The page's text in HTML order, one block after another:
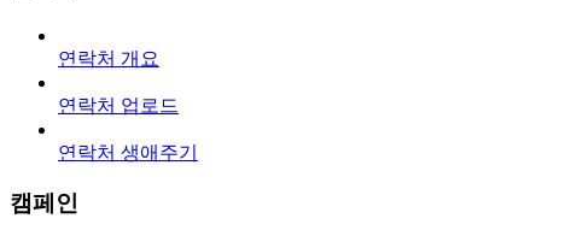
연락처 개요
연락처 업로드
연락처 생애주기
캠페인